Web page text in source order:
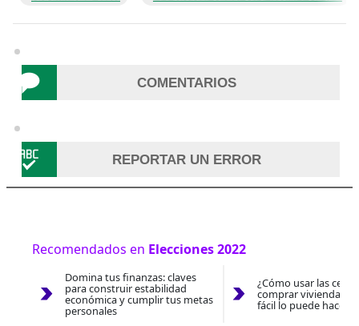
COMENTARIOS
REPORTAR UN ERROR
Recomendados en Elecciones 2022
Domina tus finanzas: claves
para construir estabilidad
económica y cumplir tus metas
personales
¿Cómo usar las
comprar vivienda
fácil lo puede hacer